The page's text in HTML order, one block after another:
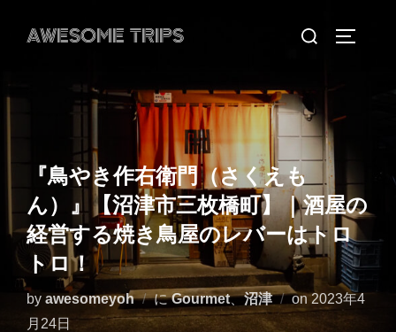
プ
AWESOME TRIPS
検
象:
『鳥やき作右衛門（さくえも
ん）』【沼津市三枚橋町】｜酒屋の
経営する焼き鳥屋のレバーはトロ
トロ！
by awesomeyoh にGourmet、沼津 on投
2023年4
月24日